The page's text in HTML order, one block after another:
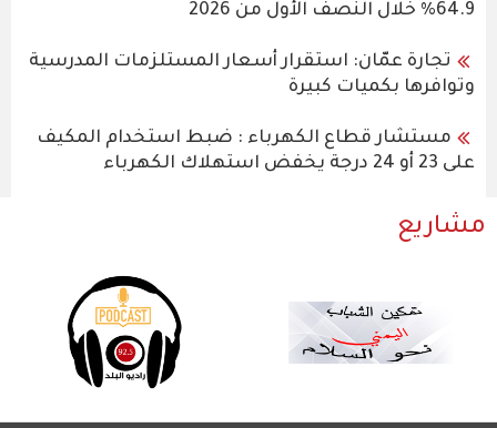
64.9% خلال النصف الأول من 2026
تجارة عمّان: استقرار أسعار المستلزمات المدرسية
وتوافرها بكميات كبيرة
مستشار قطاع الكهرباء : ضبط استخدام المكيف
على 23 أو 24 درجة يخفض استهلاك الكهرباء
مشاريع